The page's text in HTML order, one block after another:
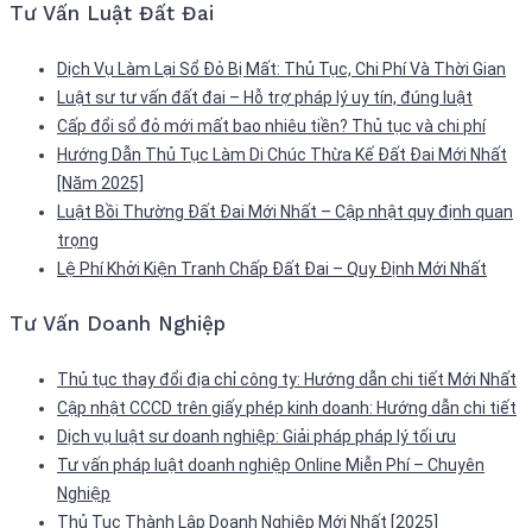
Tư Vấn Luật Đất Đai
Dịch Vụ Làm Lại Sổ Đỏ Bị Mất: Thủ Tục, Chi Phí Và Thời Gian
Luật sư tư vấn đất đai – Hỗ trợ pháp lý uy tín, đúng luật
Cấp đổi sổ đỏ mới mất bao nhiêu tiền? Thủ tục và chi phí
Hướng Dẫn Thủ Tục Làm Di Chúc Thừa Kế Đất Đai Mới Nhất
[Năm 2025]
Luật Bồi Thường Đất Đai Mới Nhất – Cập nhật quy định quan
trọng
Lệ Phí Khởi Kiện Tranh Chấp Đất Đai – Quy Định Mới Nhất
Tư Vấn Doanh Nghiệp
Thủ tục thay đổi địa chỉ công ty: Hướng dẫn chi tiết Mới Nhất
Cập nhật CCCD trên giấy phép kinh doanh: Hướng dẫn chi tiết
Dịch vụ luật sư doanh nghiệp: Giải pháp pháp lý tối ưu
Tư vấn pháp luật doanh nghiệp Online Miễn Phí – Chuyên
Nghiệp
Thủ Tục Thành Lập Doanh Nghiệp Mới Nhất [2025]